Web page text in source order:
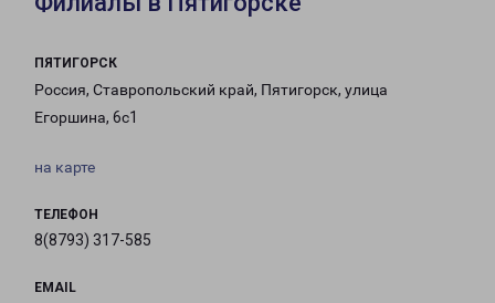
ПЯТИГОРСК
Россия, Ставропольский край, Пятигорск, улица
Егоршина, 6с1
на карте
ТЕЛЕФОН
8(8793) 317-585
EMAIL